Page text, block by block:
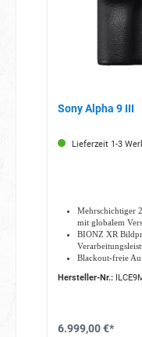
Sony Alpha 9 III
Lieferzeit 1-3
Mehrschichtiger
mit globalem
BIONZ XR
Blackout-freie
Maximale
Hersteller-Nr.:
6.999,00 €*